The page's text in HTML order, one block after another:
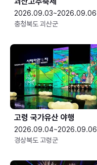
2026.09.03~2026.09.06
충청북도 괴산군
고령 국가유산 야행
2026.09.04~2026.09.06
경상북도 고령군